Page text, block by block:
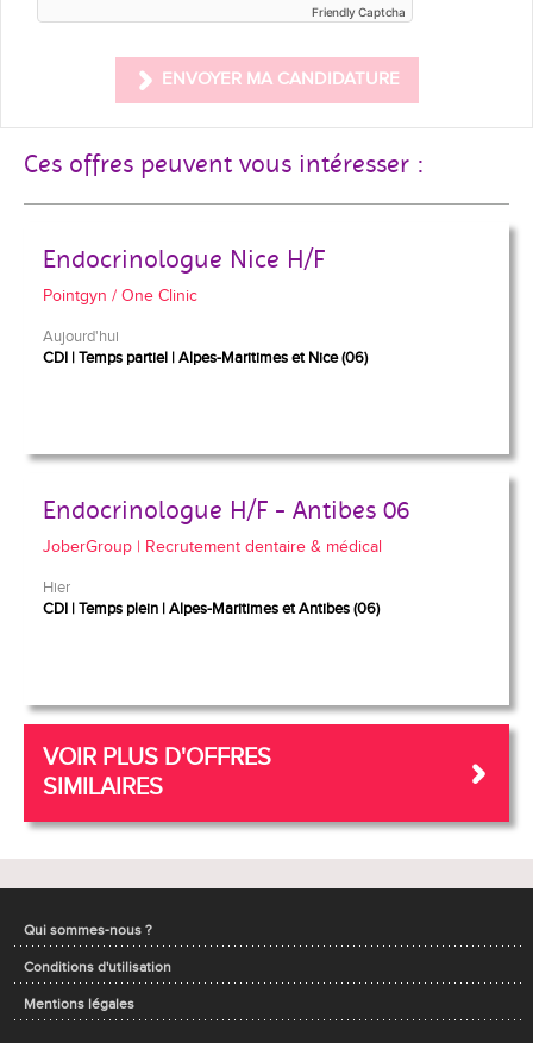
Friendly Captcha
ENVOYER MA CANDIDATURE
Ces offres peuvent vous intéresser :
Endocrinologue Nice H/F
Pointgyn / One Clinic
Aujourd'hui
CDI Temps partiel Alpes-Maritimes et Nice (06)
Endocrinologue H/F - Antibes 06
JoberGroup | Recrutement dentaire & médical
Hier
CDI Temps plein Alpes-Maritimes et Antibes (06)
VOIR PLUS D'OFFRES
SIMILAIRES
Qui sommes-nous ?
Conditions d'utilisation
Mentions légales